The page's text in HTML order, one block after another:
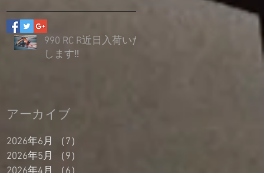
990 RC R近日入荷いた
します‼
アーカイブ
2026年6月 （7）
2026年5月
（9）